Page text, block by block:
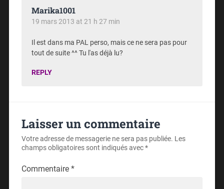
Marika1001
19 mars 2013 at 21 h 27 min
Il est dans ma PAL perso, mais ce ne sera pas pour
tout de suite ^^ Tu l'as déjà lu?
REPLY
Laisser un commentaire
Votre adresse de messagerie ne sera pas publiée. Les
champs obligatoires sont indiqués avec*
Commentaire *